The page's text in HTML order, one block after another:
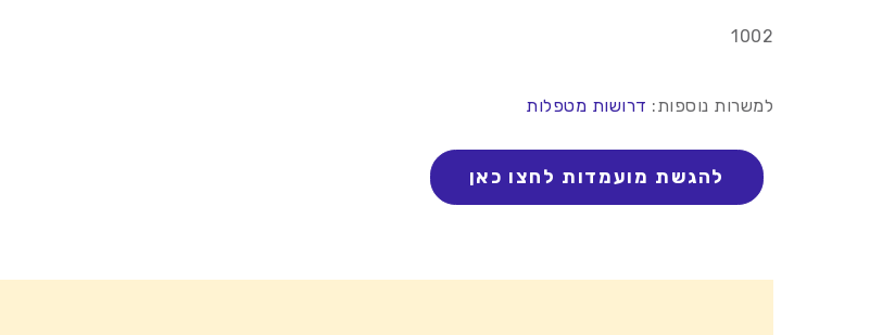
1002
למשרות נוספות: דרושות מטפלות